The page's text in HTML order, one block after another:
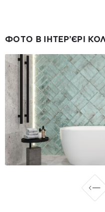
ФОТО В ІНТЕР’ЄРІ